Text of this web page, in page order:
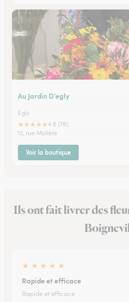
Au Jardin D’egly
Egly
★★★★★4.8 (78)
12, rue Molière
Voir la boutique
Ils ont fait livrer des
★ ★ ★ ★ ★
Rapide et efficace
Rapide et efficace